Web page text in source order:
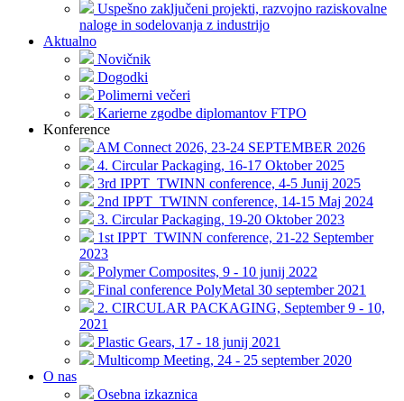
Uspešno zaključeni projekti, razvojno raziskovalne
naloge in sodelovanja z industrijo
Aktualno
Novičnik
Dogodki
Polimerni večeri
Karierne zgodbe diplomantov FTPO
Konference
AM Connect 2026, 23-24 SEPTEMBER 2026
4. Circular Packaging, 16-17 Oktober 2025
3rd IPPT_TWINN conference, 4-5 Junij 2025
2nd IPPT_TWINN conference, 14-15 Maj 2024
3. Circular Packaging, 19-20 Oktober 2023
1st IPPT_TWINN conference, 21-22 September
2023
Polymer Composites, 9 - 10 junij 2022
Final conference PolyMetal 30 september 2021
2. CIRCULAR PACKAGING, September 9 - 10,
2021
Plastic Gears, 17 - 18 junij 2021
Multicomp Meeting, 24 - 25 september 2020
O nas
Osebna izkaznica